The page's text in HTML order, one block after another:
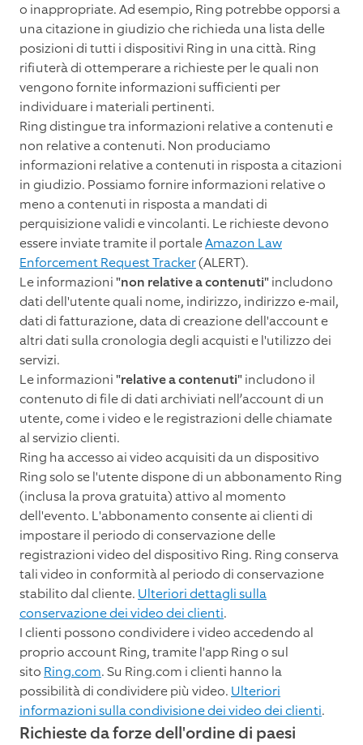
o inappropriate. Ad esempio, Ring potrebbe opporsi a
una citazione in giudizio che richieda una lista delle
posizioni di tutti i dispositivi Ring in una città. Ring
rifiuterà di ottemperare a richieste per le quali non
vengono fornite informazioni sufficienti per
individuare i materiali pertinenti.
Ring distingue tra informazioni relative a contenuti e
non relative a contenuti. Non produciamo
informazioni relative a contenuti in risposta a citazioni
in giudizio. Possiamo fornire informazioni relative o
meno a contenuti in risposta a mandati di
perquisizione validi e vincolanti. Le richieste devono
essere inviate tramite il portaleAmazon Law
Enforcement Request Tracker(ALERT).
Le informazioni"non relative a contenuti"includono
dati dell'utente quali nome, indirizzo, indirizzo e-mail,
dati di fatturazione, data di creazione dell'account e
altri dati sulla cronologia degli acquisti e l'utilizzo dei
servizi.
Le informazioni"relative a contenuti"includono il
contenuto di file di dati archiviati nell’account di un
utente, come i video e le registrazioni delle chiamate
al servizio clienti.
Ring ha accesso ai video acquisiti da un dispositivo
Ring solo se l'utente dispone di un abbonamento Ring
(inclusa la prova gratuita) attivo al momento
dell'evento. L'abbonamento consente ai clienti di
impostare il periodo di conservazione delle
registrazioni video del dispositivo Ring. Ring conserva
tali video in conformità al periodo di conservazione
stabilito dal cliente. Ulteriori dettagli sulla
conservazione dei video dei clienti.
I clienti possono condividere i video accedendo al
proprio account Ring, tramite l'app Ring o sul
sito Ring.com. Su Ring.com i clienti hanno la
possibilità di condividere più video. Ulteriori
informazioni sulla condivisione dei video dei clienti.
Richieste da forze dell'ordine di paesi